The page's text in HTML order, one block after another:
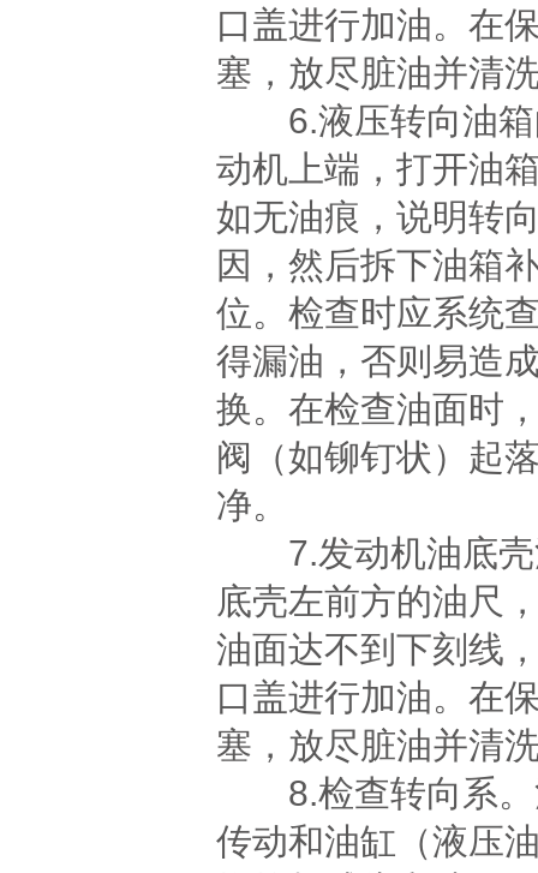
口盖进行加油。在
塞，放尽脏油并清
6.液压转向油箱
动机上端，打开油
如无油痕，说明转
因，然后拆下油箱
位。检查时应系统
得漏油，否则易造
换。在检查油面时
阀（如铆钉状）起
净。
7.发动机油底壳
底壳左前方的油尺
油面达不到下刻线
口盖进行加油。在
塞，放尽脏油并清
8.检查转向系。
传动和油缸（液压